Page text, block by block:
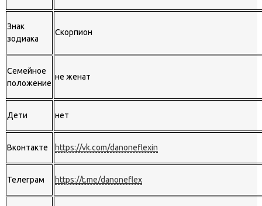
Знак
зодиака
Скорпион
Семейное
положение
не женат
Дети нет
Вконтакте https://vk.com/danoneflexin
Телеграм https://t.me/danoneflex